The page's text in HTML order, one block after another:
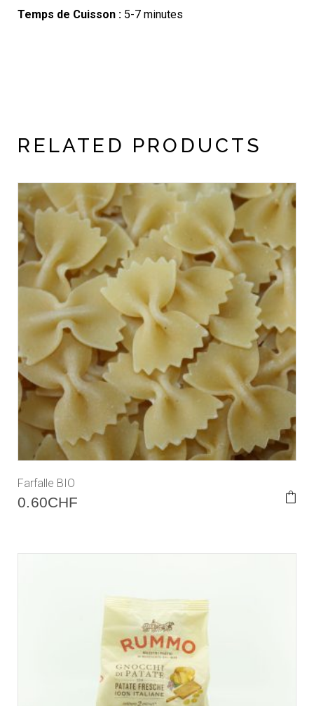
Temps de Cuisson : 5-7 minutes
RELATED PRODUCTS
Farfalle BIO
0.60CHF